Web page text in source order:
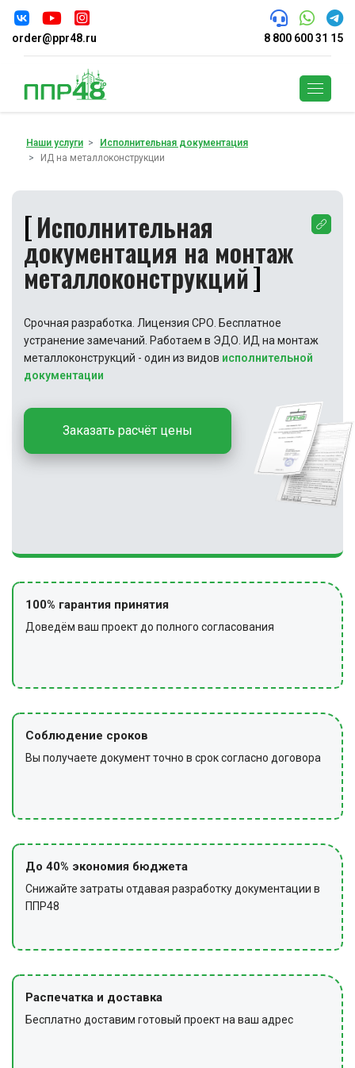
order@ppr48.ru 8 800 600 31 15
Наши услуги
Исполнительная документация
ИД на металлоконструкции
Исполнительная
документация на монтаж
металлоконструкций
Срочная разработка. Лицензия СРО. Бесплатное
устранение замечаний. Работаем в ЭДО. ИД на монтаж
металлоконструкций - один из видов исполнительной
документации
Заказать расчёт цены
100% гарантия принятия
Доведём ваш проект до полного согласования
Соблюдение сроков
Вы получаете документ точно в срок согласно договора
До 40% экономия бюджета
Снижайте затраты отдавая разработку документации в
ППР48
Распечатка и доставка
Бесплатно доставим готовый проект на ваш адрес